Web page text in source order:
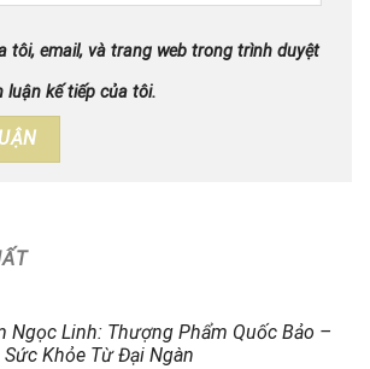
tôi, email, và trang web trong trình duyệt
luận kế tiếp của tôi.
Ngọc Linh: Thượng Phẩm Quốc Bảo –
Khỏe Từ Đại Ngàn